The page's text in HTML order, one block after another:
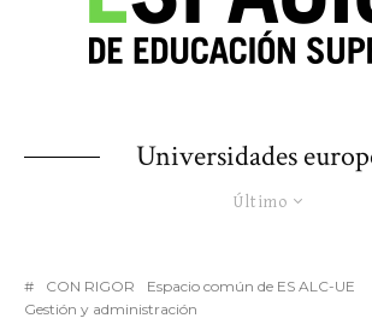
Universidades
Último
# CON RIGOR
Espacio común de ES ALC-UE
Gestión y administración